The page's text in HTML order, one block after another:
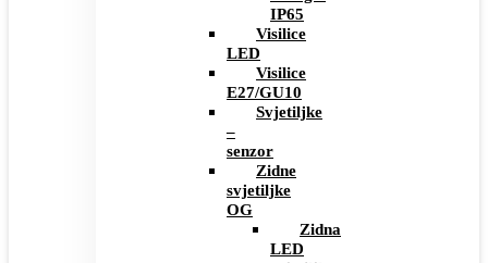
IP65
Visilice
LED
Visilice
E27/GU10
Svjetiljke
–
senzor
Zidne
svjetiljke
OG
Zidna
LED